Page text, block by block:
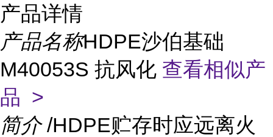
产品详情
产品名称HDPE沙伯基础
M40053S 抗风化 查看相似产
品 >
简介 /HDPE贮存时应远离火